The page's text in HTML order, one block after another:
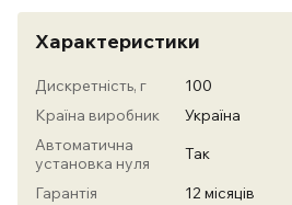
Характеристики
Дискретність, г
100
Країна виробник
Україна
Автоматична
установка нуля
Так
Гарантія
12 місяців